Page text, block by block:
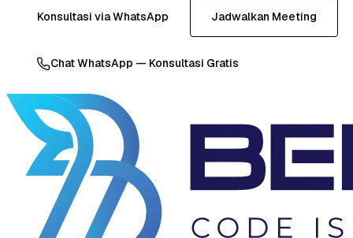
Konsultasi via WhatsApp Jadwalkan Meeting
Chat WhatsApp — Konsultasi Gratis